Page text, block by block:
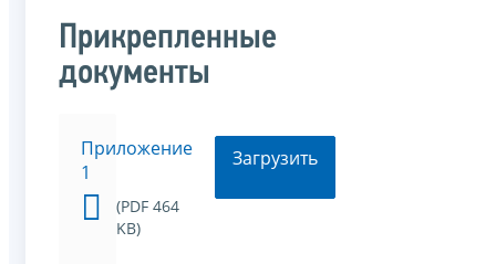
Прикрепленные
документы
Приложение
1
(PDF 464
KB)
Загрузить